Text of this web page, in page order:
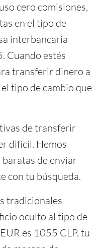
cero comisiones,
en el tipo de
interbancaria
Cuando estés
transferir dinero a
tipo de cambio que
de transferir
difícil. Hemos
de enviar
con tu búsqueda.
tradicionales
oculto al tipo de
es 1055 CLP, tu